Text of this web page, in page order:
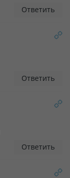
Ответить
Ответить
Ответить